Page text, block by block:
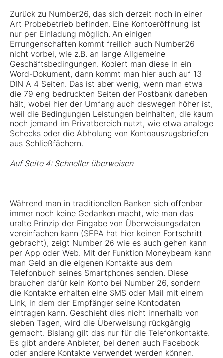
Zurück zu Number26, das sich derzeit noch in einer
Art Probebetrieb befinden. Eine Kontoeröffnung ist
nur per Einladung möglich. An einigen
Errungenschaften kommt freilich auch Number26
nicht vorbei, wie z.B. an lange Allgemeine
Geschäftsbedingungen. Kopiert man diese in ein
Word-Dokument, dann kommt man hier auch auf 13
DIN A 4 Seiten. Das ist aber wenig, wenn man etwa
die 79 eng bedruckten Seiten der Postbank daneben
hält, wobei hier der Umfang auch deswegen höher ist,
weil die Bedingungen Leistungen beinhalten, die kaum
noch jemand im Privatbereich nutzt, wie etwa analoge
Schecks oder die Abholung von Kontoauszugsbriefen
aus Schließfächern.
Auf Seite 4: Schneller überweisen
Während man in traditionellen Banken sich offenbar
immer noch keine Gedanken macht, wie man das
uralte Prinzip der Eingabe von Überweisungsdaten
vereinfachen kann (SEPA hat hier keinen Fortschritt
gebracht), zeigt Number 26 wie es auch gehen kann
per App oder Web. Mit der Funktion Moneybeam kann
man Geld an die eigenen Kontakte aus dem
Telefonbuch seines Smartphones senden. Diese
brauchen dafür kein Konto bei Number 26, sondern
die Kontakte erhalten eine SMS oder Mail mit einem
Link, in dem der Empfänger seine Kontodaten
eintragen kann. Geschieht dies nicht innerhalb von
sieben Tagen, wird die Überweisung rückgängig
gemacht. Bislang gilt das nur für die Telefonkontakte.
Es gibt andere Anbieter, bei denen auch Facebook
oder andere Kontakte verwendet werden können.